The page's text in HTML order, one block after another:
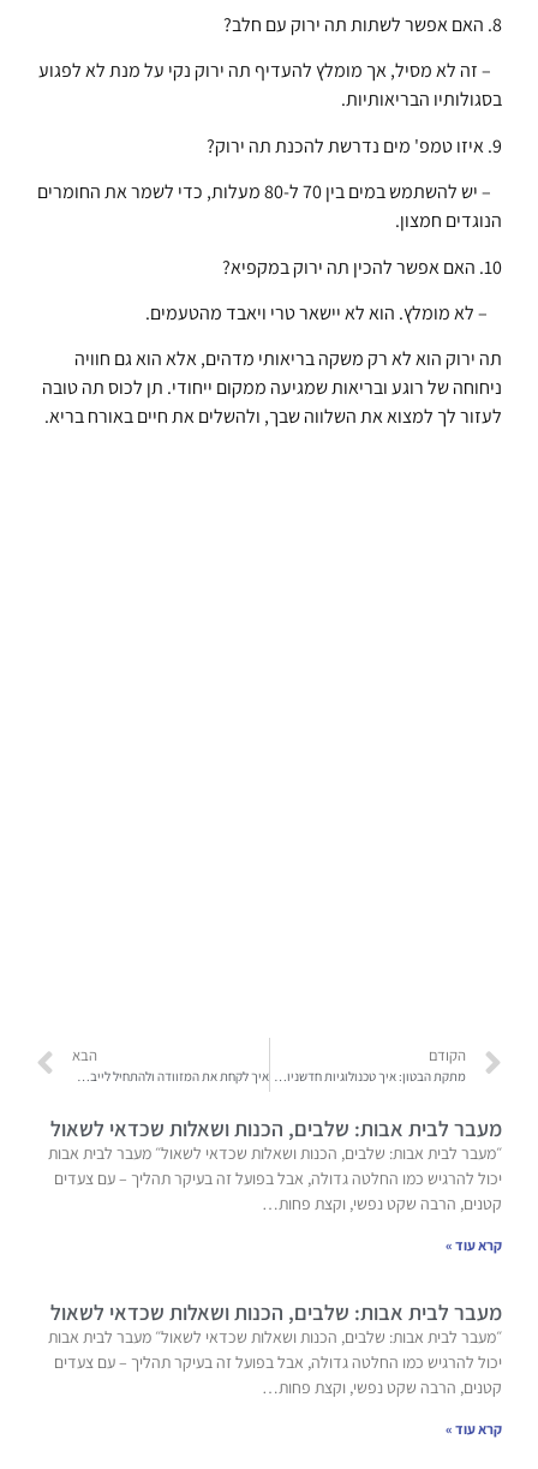
8. האם אפשר לשתות תה ירוק עם חלב?
– זה לא מסיל, אך מומלץ להעדיף תה ירוק נקי על מנת לא לפגוע
בסגולותיו הבריאותיות.
9. איזו טמפ' מים נדרשת להכנת תה ירוק?
– יש להשתמש במים בין 70 ל-80 מעלות, כדי לשמר את החומרים
הנוגדים חמצון.
10. האם אפשר להכין תה ירוק במקפיא?
– לא מומלץ. הוא לא יישאר טרי ויאבד מהטעמים.
תה ירוק הוא לא רק משקה בריאותי מדהים, אלא הוא גם חוויה
ניחוחה של רוגע ובריאות שמגיעה ממקום ייחודי. תן לכוס תה טובה
לעזור לך למצוא את השלווה שבך, ולהשלים את חיים באורח בריא.
הקודם
מתקת הבטון: איך טכנולוגיות חדשניות משנות את העולם שלנו?
הבא
איך לקחת את המזוודה ולהתחיל לייבא מסין בלי לחכות חודשיים?
מעבר לבית אבות: שלבים, הכנות ושאלות שכדאי לשאול
״מעבר לבית אבות: שלבים, הכנות ושאלות שכדאי לשאול״ מעבר לבית אבות
יכול להרגיש כמו החלטה גדולה, אבל בפועל זה בעיקר תהליך – עם צעדים
קטנים, הרבה שקט נפשי, וקצת פחות…
קרא עוד »
מעבר לבית אבות: שלבים, הכנות ושאלות שכדאי לשאול
״מעבר לבית אבות: שלבים, הכנות ושאלות שכדאי לשאול״ מעבר לבית אבות
יכול להרגיש כמו החלטה גדולה, אבל בפועל זה בעיקר תהליך – עם צעדים
קטנים, הרבה שקט נפשי, וקצת פחות…
קרא עוד »